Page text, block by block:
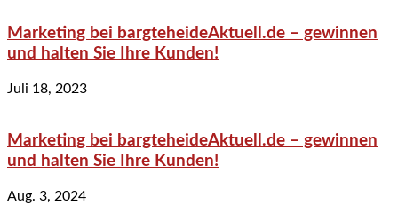
Marketing bei bargteheideAktuell.de – gewinnen
und halten Sie Ihre Kunden!
Juli 18, 2023
Marketing bei bargteheideAktuell.de – gewinnen
und halten Sie Ihre Kunden!
Aug. 3, 2024